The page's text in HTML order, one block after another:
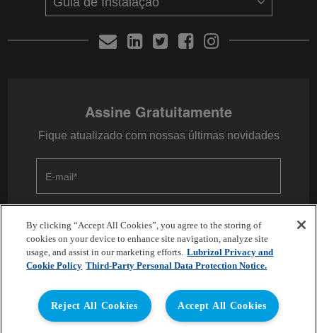
Assine Gratuitamente
Fique atualizado com nossas últimas novidades
E-mail*
Copyright © 2026 Lubrizol Advanced Materials, Inc. | All
Rights Reserved.
By clicking “Accept All Cookies”, you agree to the storing of
cookies on your device to enhance site navigation, analyze site
usage, and assist in our marketing efforts. Lubrizol Privacy and
Cookie Policy Third-Party Personal Data Protection Notice.
Accept All Cookies
Reject All Cookies